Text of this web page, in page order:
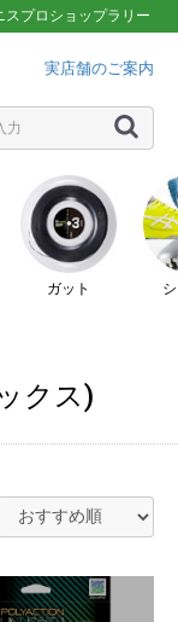
プロショップラリー
実店舗のご案内
ガット
クス)